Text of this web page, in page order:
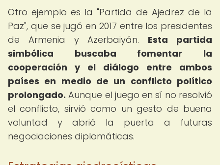
Otro ejemplo es la "Partida de Ajedrez de la
Paz", que se jugó en 2017 entre los presidentes
de Armenia y Azerbaiyán. Esta partida
simbólica buscaba fomentar la
cooperación y el diálogo entre ambos
países en medio de un conflicto político
prolongado. Aunque el juego en sí no resolvió
el conflicto, sirvió como un gesto de buena
voluntad y abrió la puerta a futuras
negociaciones diplomáticas.